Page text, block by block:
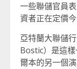
一些聯儲官員
資者正在定價
亞特蘭大聯儲
Bostic）是這
爾本的另一個